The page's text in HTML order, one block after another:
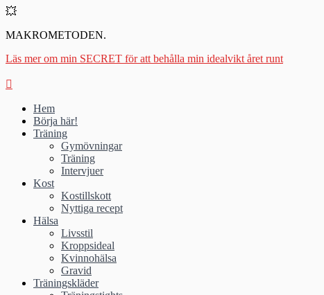
💥
MAKROMETODEN.
Läs mer om min SECRET för att behålla min idealvikt året runt
Hem
Börja här!
Träning
Gymövningar
Träning
Intervjuer
Kost
Kostillskott
Nyttiga recept
Hälsa
Livsstil
Kroppsideal
Kvinnohälsa
Gravid
Träningskläder